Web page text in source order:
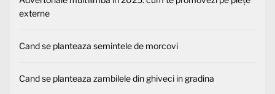
externe
Cand se planteaza semintele de morcovi
Cand se planteaza zambilele din ghiveci in gradina